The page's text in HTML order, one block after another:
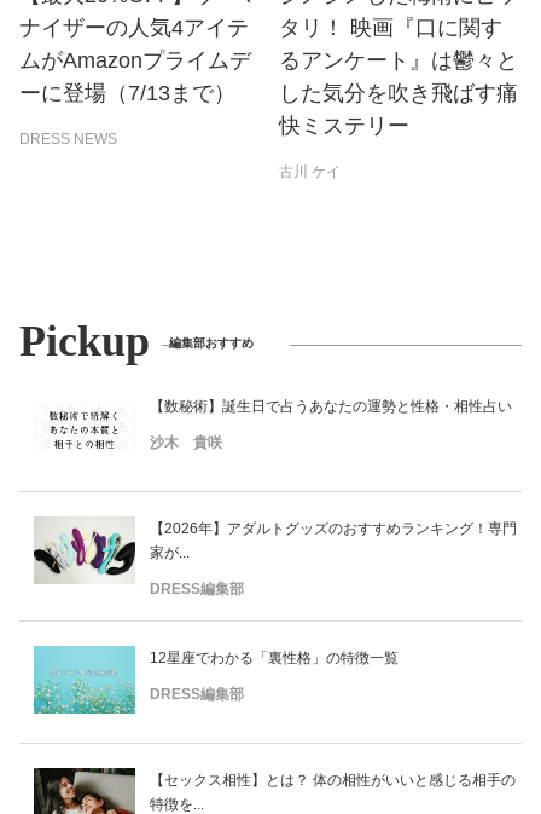
ナイザーの人気4アイテ
ムがAmazonプライムデ
ーに登場（7/13まで）
DRESS NEWS
タリ！ 映画『口に関す
るアンケート』は鬱々と
した気分を吹き飛ばす痛
快ミステリー
古川 ケイ
Pickup 編集部おすすめ
【数秘術】誕生日で占うあなたの運勢と性格・相性占い
沙木 貴咲
【2026年】アダルトグッズのおすすめランキング！専門
家が...
DRESS編集部
12星座でわかる「裏性格」の特徴一覧
DRESS編集部
【セックス相性】とは？ 体の相性がいいと感じる相手の
特徴を...